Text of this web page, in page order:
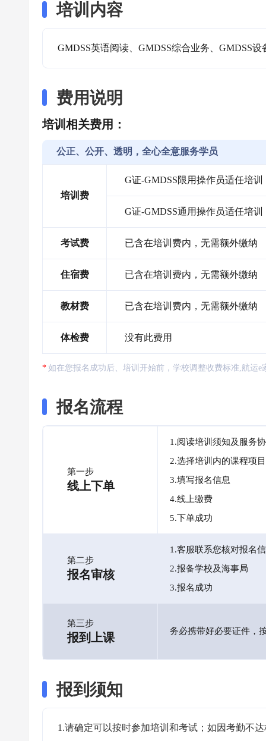
培训内容
GMDSS英语阅读、GMDSS综合业务、GMDSS
费用说明
培训相关费用：
公正、公开、透明，全心全意服务学员
培训费
G证-GMDSS限用操作员适任培训
G证-GMDSS通用操作员适任培训
考试费 已含在培训费内，无需额外缴纳
住宿费 已含在培训费内，无需额外缴纳
教材费 已含在培训费内，无需额外缴纳
体检费 没有此费用
如在您报名成功后、培训开始前，学校调整收费标准,航运
报名流程
第一步
线上下单
1.阅读培训须知及服务
2.选择培训内的课程项目
3.填写报名信息
4.线上缴费
5.下单成功
第二步
报名审核
1.客服联系您核对报名
2.报备学校及海事局
3.报名成功
第三步
报到上课 务必携带好必要证件，
报到须知
1.请确定可以按时参加培训和考试；如因考勤不